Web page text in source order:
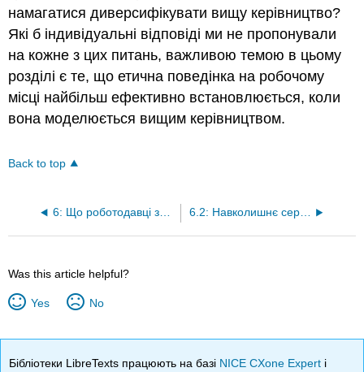
намагатися диверсифікувати вищу керівництво?
Які б індивідуальні відповіді ми не пропонували
на кожне з цих питань, важливою темою в цьому
розділі є те, що етична поведінка на робочому
місці найбільш ефективно встановлюється, коли
вона моделюється вищим керівництвом.
Back to top
6: Що роботодавці зобов'язані працівникам 6.2: Навколишнє середовище на робочому місці та умови праці
Was this article helpful?
Yes No
Бібліотеки LibreTexts працюють на базі NICE CXone Expert і